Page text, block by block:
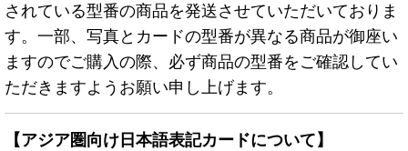
されている型番の商品を発送させていただいておりま
す。一部、写真とカードの型番が異なる商品が御座い
ますのでご購入の際、必ず商品の型番をご確認してい
ただきますようお願い申し上げます。
【アジア圏向け日本語表記カードについて】